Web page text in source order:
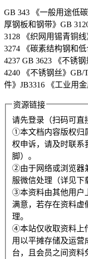
GB 343 《一般用途低
厚钢板和钢带》GB
3128 《织网用锡青铜
3274 《碳素结构钢和
4237 GB 3623 《不锈
4240 《不锈钢丝》GB/
件》JB3316 《工业用
资源链接
请先登录（扫码可直
①本文档内容版权归
权申诉，请及时联系
脚）。
②由于网络或浏览器
服微信处理（详见下
③本资料由其他用户
满意，若存在资料虚
理。
④本站仅收取资料上
用以平摊存储及运营
台，且会员之间资料